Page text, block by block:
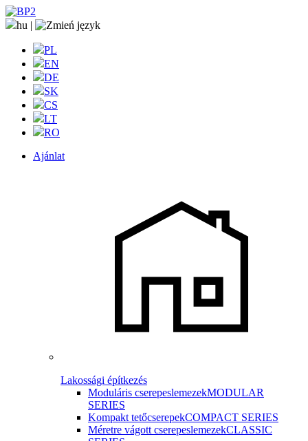
hu |
PL
EN
DE
SK
CS
LT
RO
Ajánlat
Lakossági építkezés
Moduláris cserepeslemezekMODULAR
SERIES
Kompakt tetőcserepekCOMPACT SERIES
Méretre vágott cserepeslemezekCLASSIC